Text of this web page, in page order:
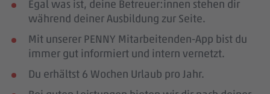
Egal was ist, deine Betreuer:innen stehen dir
während deiner Ausbildung zur Seite.
Mit unserer PENNY Mitarbeitenden-App bist du
immer gut informiert und intern vernetzt.
Du erhältst 6 Wochen Urlaub pro Jahr.